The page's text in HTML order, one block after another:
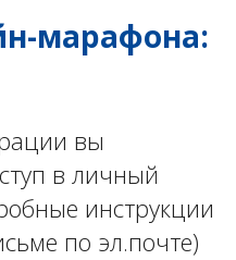
марафона:
вы
в личный
инструкции
по эл.почте)